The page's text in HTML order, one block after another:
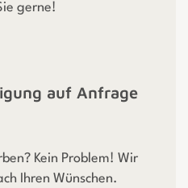
gerne!
auf Anfrage
Kein Problem! Wir
Ihren Wünschen.